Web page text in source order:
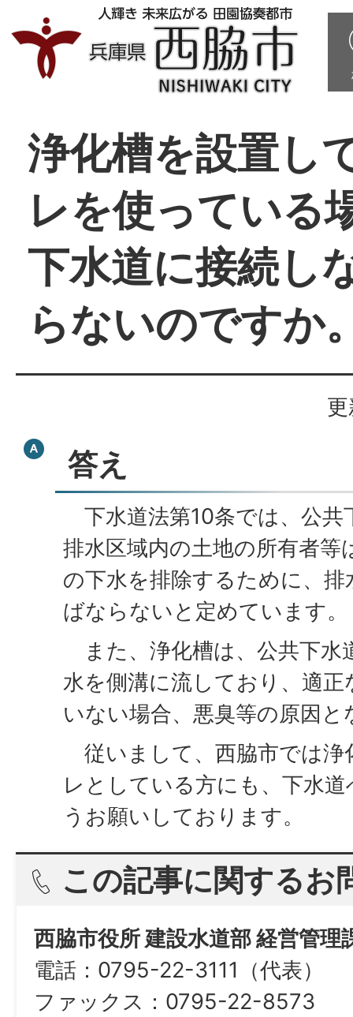
浄化槽を設置し
レを使っている
下水道に接続し
らないのですか
答え
下水道法第10条では、公共
排水区域内の土地の所有者等
の下水を排除するために、
ばならないと定めています。
また、浄化槽は、公共下水
水を側溝に流しており、適
いない場合、悪臭等の原因
従いまして、西脇市では浄
レとしている方にも、下水
うお願いしております。
この記事に関するお
西脇市役所 建設水道部 経営管理
電話：0795-22-3111（代表）
ファックス：0795-22-8573​​​​​​​